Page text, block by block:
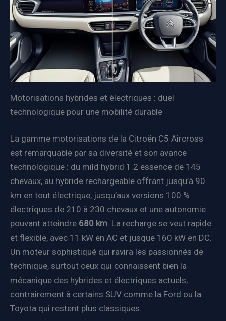
Motorisations hybrides et électriques : duel
technologique pour une mobilité durable
La gamme motorisations de la Citroën C5 Aircross
est remarquable par sa diversité et son avance
technologique : du mild hybrid 1.2 essence de 145
chevaux, au hybride rechargeable offrant jusqu’à 90
km en tout électrique, jusqu’aux versions 100 %
électriques de 210 à 230 chevaux et une autonomie
pouvant atteindre 680 km. La recharge se veut rapide
et flexible, avec 11 kW en AC et jusque 160 kW en DC.
Un moteur sophistiqué qui ravira les passionnés de
technique, surtout ceux qui connaissent bien la
mécanique des hybrides et électriques actuels,
contrairement à certains SUV comme la Ford ou la
Toyota qui restent plus classiques.